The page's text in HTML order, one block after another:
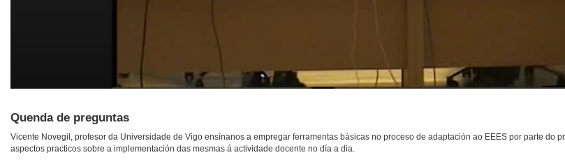
Quenda de preguntas
Vicente Novegil, profesor da Universidade de Vigo ensínanos a empregar ferramentas básicas no proceso de adaptación ao EEES por parte do
aspectos practicos sobre a implementación das mesmas á actividade docente no día a dia.